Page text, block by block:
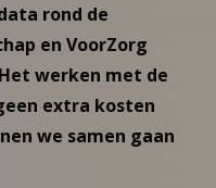
rond de
en VoorZorg
werken met de
extra kosten
we samen gaan